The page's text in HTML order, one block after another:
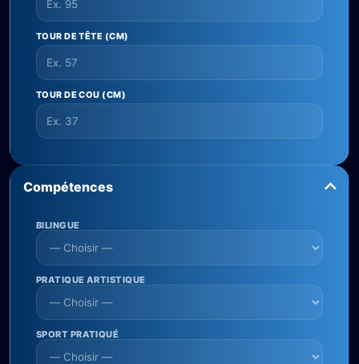
TOUR DE TÊTE (CM)
TOUR DE COU (CM)
Compétences
BILINGUE
PRATIQUE ARTISTIQUE
SPORT PRATIQUÉ